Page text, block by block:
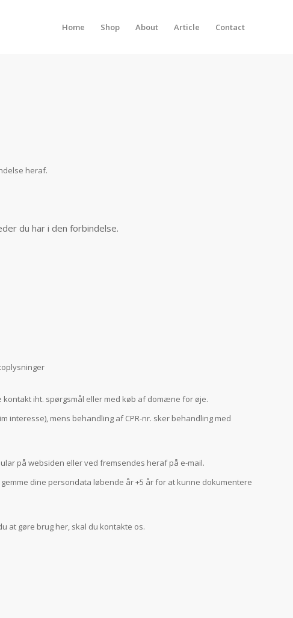
Home Shop About Article Contact
heraf.
du har i den forbindelse.
iht. spørgsmål eller med køb af domæne for øje.
interesse), mens behandling af CPR-nr. sker behandling med
på websiden eller ved fremsendes heraf på e-mail.
dine persondata løbende år +5 år for at kunne dokumentere
at gøre brug her, skal du kontakte os.